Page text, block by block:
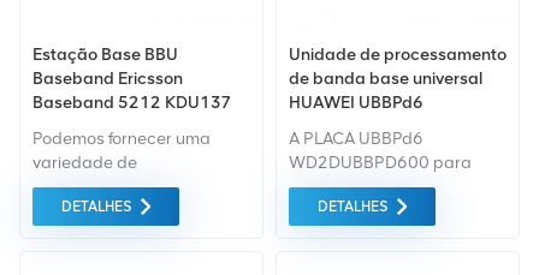
Estação Base BBU
Baseband Ericsson
Baseband 5212 KDU137
para Ericsson
Podemos fornecer uma
variedade de
equipamentos de estação
base Ericsson novos e
você tiver outras
DETALHES
Unidade de processamento
de banda base universal
HUAWEI UBBPd6
BBU3900/BBU3910
A PLACA UBBPd6
WD2DUBBPD600 para
Huawei BTS pode ser
fornecida pela Xingheda
baixo, prazo de entrega
DETALHES